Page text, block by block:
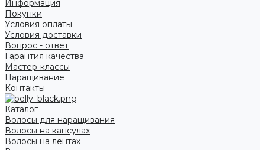
Информация
Покупки
Условия оплаты
Условия доставки
Вопрос - ответ
Гарантия качества
Мастер-классы
Наращивание
Контакты
Каталог
Волосы для наращивания
Волосы на капсулах
Волосы на лентах